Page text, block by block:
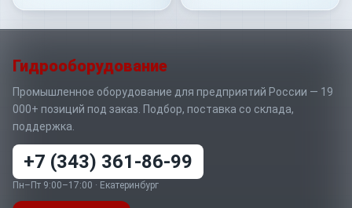
Гидрооборудование
Промышленное оборудование для предприятий России — 19
000+ позиций под заказ. Подбор, поставка со склада,
поддержка.
+7 (343) 361-86-99
Пн–Пт 9:00–17:00 · Екатеринбург